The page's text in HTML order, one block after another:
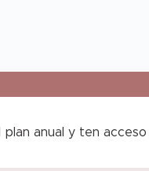
plan anual y ten